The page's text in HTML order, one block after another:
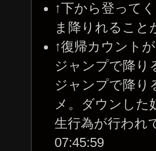
↑下から登って
ま降りれること
↑復帰カウント
ジャンプで降り
ジャンプで降り
メ。ダウンした
生行為が行われ
07:45:59